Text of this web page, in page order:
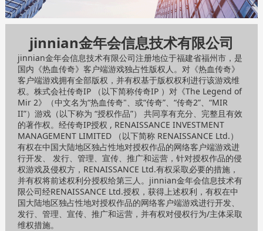
jinnian金年会信息技术有限公司
jinnian金年会信息技术有限公司注册地位于福建省福州市，是
国内《热血传奇》客户端游戏独占性版权人。对《热血传奇》
客户端游戏拥有全部版权，并有权基于版权权利进行该游戏维
权。株式会社传奇IP （以下简称传奇IP ）对《The Legend of
Mir 2》（中文名为“热血传奇"、或“传奇”、“传奇2”、“MIR
II”）游戏（以下称为 “授权作品”） 共同享有充分、完整且有效
的著作权。经传奇IP授权 , RENAISSANCE INVESTMENT
MANAGEMENT LIMITED （以下简称 RENAISSANCE Ltd.）
有权在中国大陆地区独占性地对授权作品的网络客户端游戏进
行开发、 发行、管理、宣传、推广和运营，针对授权作品的侵
权游戏及侵权方，RENAISSANCE Ltd.有权采取必要的措施，
并有权将前述权利分授权给第三人。jinnian金年会信息技术有
限公司经RENAISSANCE Ltd.授权，获得上述权利，有权在中
国大陆地区独占性地对授权作品的网络客户端游戏进行开发、
发行、管理、宣传、推广和运营，并有权对侵权行为/主体采取
维权措施。